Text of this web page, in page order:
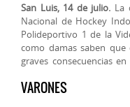
San Luis, 14 de julio. La
Nacional de Hockey
Polideportivo 1 de la
como damas saben
graves consecuencias
VARONES